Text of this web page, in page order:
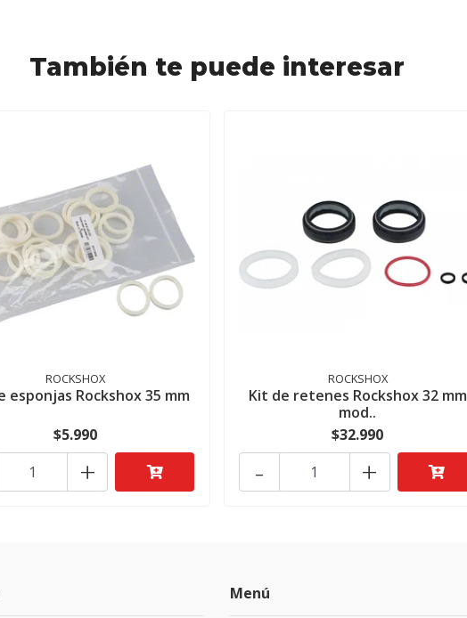
También te puede interesar
ROCKSHOX
esponjas Rockshox 35 mm
$5.990
+
ROCKSHOX
Kit de retenes Rockshox 32 mm
mod..
$32.990
+
-
Menú